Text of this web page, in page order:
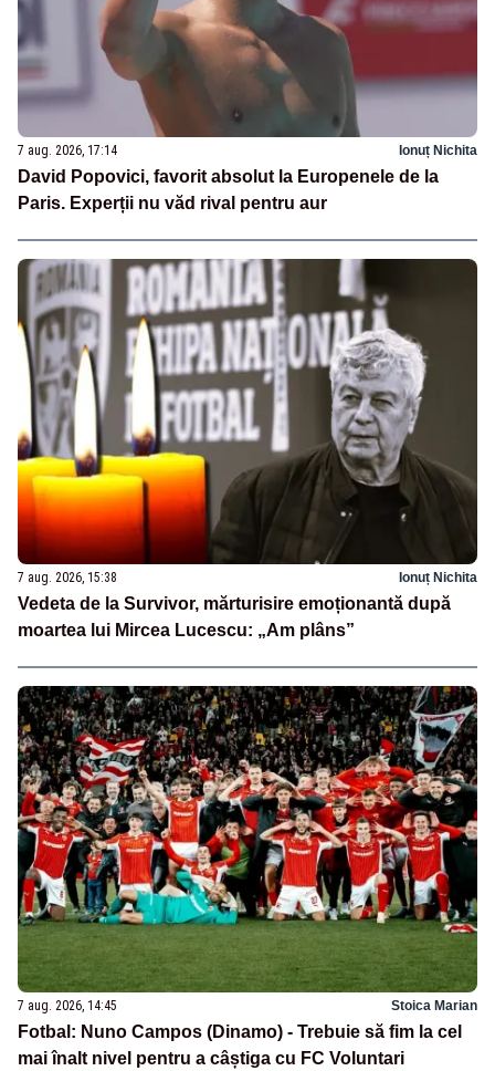
7 aug. 2026, 17:14 Ionuț Nichita
David Popovici, favorit absolut la Europenele de la
Paris. Experții nu văd rival pentru aur
7 aug. 2026, 15:38 Ionuț Nichita
Vedeta de la Survivor, mărturisire emoționantă după
moartea lui Mircea Lucescu: „Am plâns”
7 aug. 2026, 14:45 Stoica Marian
Fotbal: Nuno Campos (Dinamo) - Trebuie să fim la cel
mai înalt nivel pentru a câștiga cu FC Voluntari